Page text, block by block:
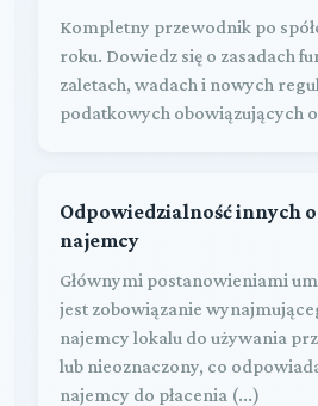
Kompletny przewodnik po
roku. Dowiedz się o zasadach
zaletach, wadach i nowych
podatkowych obowiązujących
Odpowiedzialność innych
najemcy
Głównymi postanowieniami
jest zobowiązanie
najemcy lokalu do używania
lub nieoznaczony, co
najemcy do płacenia (...)